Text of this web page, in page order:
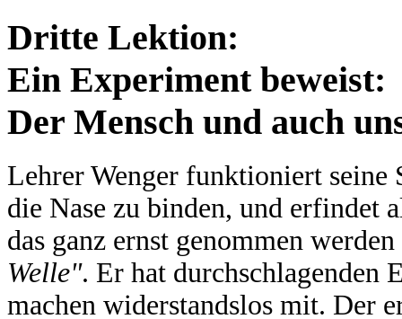
Dritte Lektion:
Ein Experiment beweist:
Der Mensch und auch
Lehrer Wenger funktioniert seine
die Nase zu binden, und erfindet
das ganz ernst genommen
Welle". Er hat durchschlagenden
machen widerstandslos mit. Der